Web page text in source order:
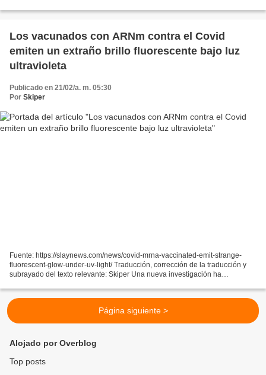
Los vacunados con ARNm contra el Covid
emiten un extraño brillo fluorescente bajo luz
ultravioleta
Publicado en 21/02/a. m. 05:30
Por Skiper
Fuente: https://slaynews.com/news/covid-mrna-vaccinated-emit-strange-
fluorescent-glow-under-uv-light/ Traducción, corrección de la traducción y
subrayado del texto relevante: Skiper Una nueva investigación ha
Página siguiente >
Alojado por Overblog
Top posts